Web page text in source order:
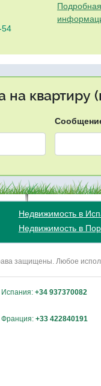
54
на квартиру
Недвижимость в
Недвижимость в
защищены. Любое
Испания: +34 937370082
Франция: +33 422840191